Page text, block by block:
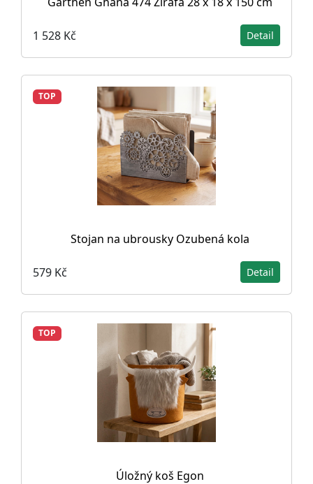
1 528 Kč Detail
TOP
Stojan na ubrousky Ozubená kola
579 Kč Detail
TOP
Úložný koš Egon